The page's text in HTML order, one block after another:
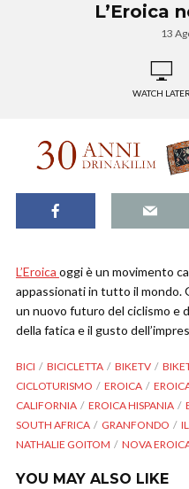
L’Eroica
13
WATCH LATER
L’Eroica oggi è un movimento
appassionati in tutto il mondo.
un nuovo futuro del ciclismo e
della fatica e il gusto
BICI BICICLETTA BIKETV
CICLOTURISMO
EROICA
CALIFORNIA
EROICA HISPANIA
SOUTH AFRICA
GRANFONDO
NATHALIE GOITOM
NOVA
YOU MAY ALSO LIKE